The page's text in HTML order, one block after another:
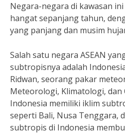
Negara-negara di kawasan
hangat sepanjang tahun,
yang panjang dan musim
Salah satu negara ASEAN
subtropisnya adalah
Ridwan, seorang pakar
Meteorologi, Klimatologi, dan
Indonesia memiliki iklim
seperti Bali, Nusa Tenggara,
subtropis di Indonesia